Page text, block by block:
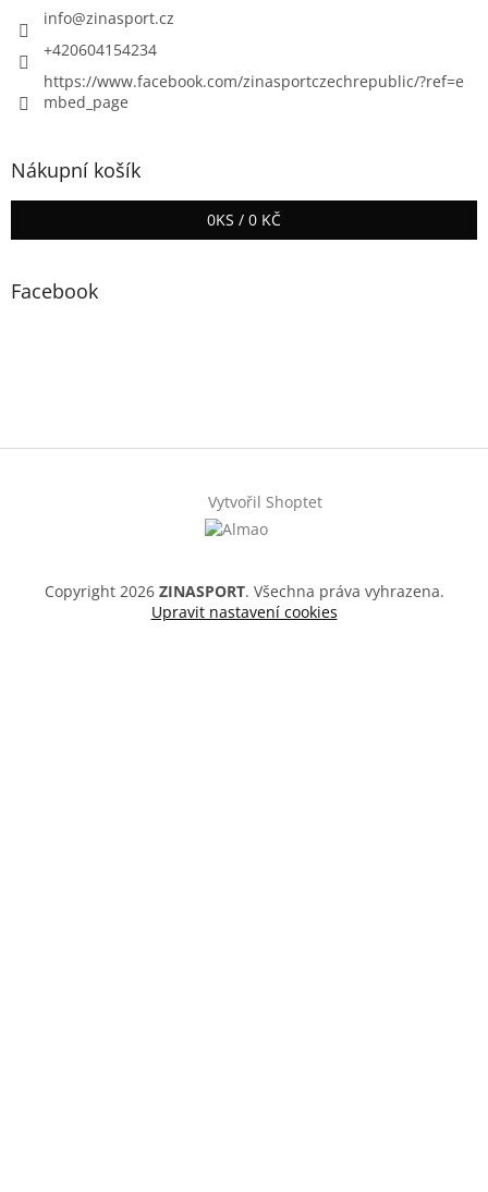
info@zinasport.cz
+420604154234
https://www.facebook.com/zinasportczechrepublic/?ref=e
mbed_page
Nákupní košík
0KS / 0 KČ
Facebook
Vytvořil Shoptet
Copyright 2026 ZINASPORT. Všechna práva vyhrazena.
Upravit nastavení cookies